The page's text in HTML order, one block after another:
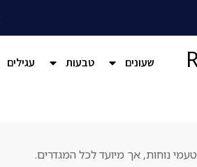
שעונים טבעות עגילים
נוחות, אך מיועד לכל המגדרים.